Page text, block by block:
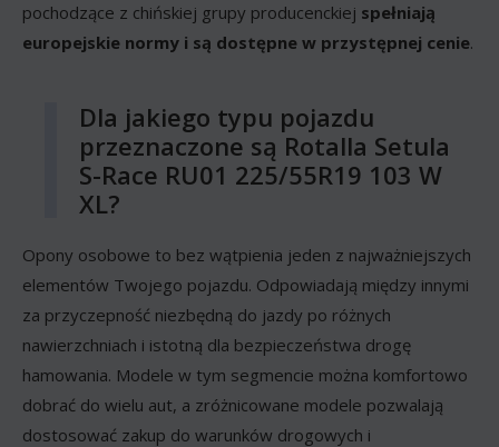
pochodzące z chińskiej grupy producenckiej spełniają
europejskie normy i są dostępne w przystępnej cenie.
Dla jakiego typu pojazdu
przeznaczone są Rotalla Setula
S-Race RU01 225/55R19 103 W
XL?
Opony osobowe to bez wątpienia jeden z najważniejszych
elementów Twojego pojazdu. Odpowiadają między innymi
za przyczepność niezbędną do jazdy po różnych
nawierzchniach i istotną dla bezpieczeństwa drogę
hamowania. Modele w tym segmencie można komfortowo
dobrać do wielu aut, a zróżnicowane modele pozwalają
dostosować zakup do warunków drogowych i